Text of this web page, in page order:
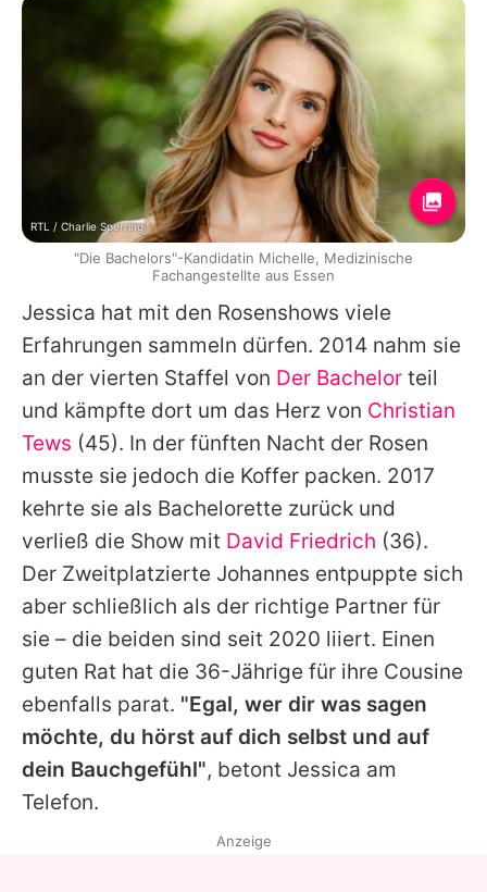
Jessica hat mit den Rosenshows viele
Erfahrungen sammeln dürfen. 2014 nahm sie
an der vierten Staffel von Der Bachelor teil
und kämpfte dort um das Herz von Christian
Tews (45). In der fünften Nacht der Rosen
musste sie jedoch die Koffer packen. 2017
kehrte sie als Bachelorette zurück und
verließ die Show mit David Friedrich (36).
Der Zweitplatzierte Johannes entpuppte sich
aber schließlich als der richtige Partner für
sie – die beiden sind seit 2020 liiert. Einen
guten Rat hat die 36-Jährige für ihre Cousine
ebenfalls parat. "Egal, wer dir was sagen
möchte, du hörst auf dich selbst und auf
dein Bauchgefühl", betont Jessica am
Telefon.
RTL / Charlie Sperring
"Die Bachelors"-Kandidatin Michelle, Medizinische
Fachangestellte aus Essen
Anzeige